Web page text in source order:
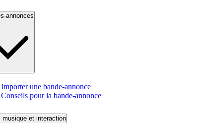
annonces
Importer une bande-annonce
Conseils pour la bande-annonce
musique et interaction